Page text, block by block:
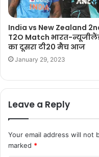
India vs New Zealand
T2O Match भारत-
का दूसरा टी20 मैच आज
January 29, 2023
Leave a Reply
Your email address will not
marked *